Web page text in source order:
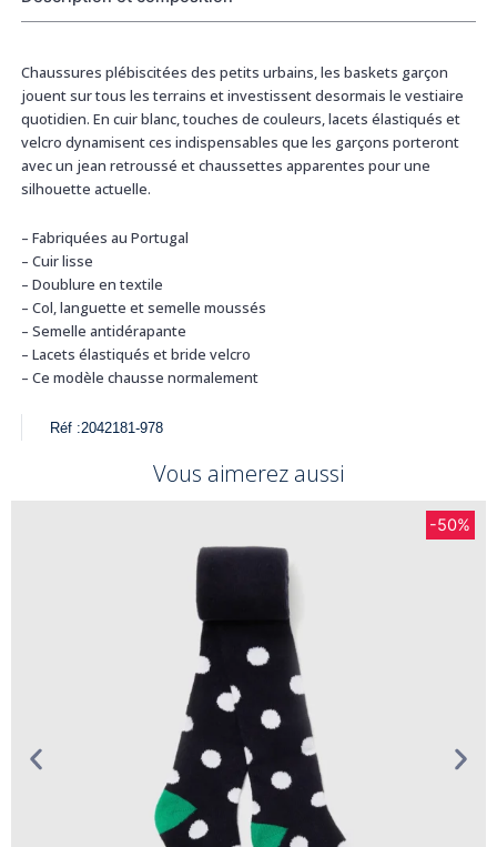
Chaussures plébiscitées des petits urbains, les baskets garçon
jouent sur tous les terrains et investissent desormais le vestiaire
quotidien. En cuir blanc, touches de couleurs, lacets élastiqués et
velcro dynamisent ces indispensables que les garçons porteront
avec un jean retroussé et chaussettes apparentes pour une
silhouette actuelle.
– Fabriquées au Portugal
– Cuir lisse
– Doublure en textile
– Col, languette et semelle moussés
– Semelle antidérapante
– Lacets élastiqués et bride velcro
– Ce modèle chausse normalement
Réf :2042181-978
Vous aimerez aussi
-50%